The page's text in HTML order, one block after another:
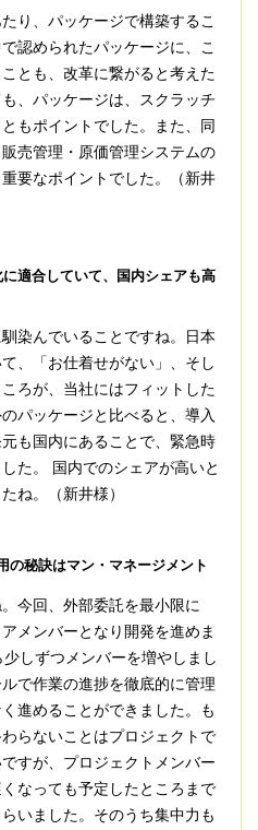
り、パッケージで構築するこ
認められたパッケージに、こ
とも、改革に繋がると考えた
、パッケージは、スクラッチ
もポイントでした。また、同
売管理・原価管理システムの
要なポイントでした。（新井
適合していて、国内シェアも高
染んでいることですね。日本
、「お仕着せがない」、そし
ろが、当社にはフィットした
パッケージと比べると、導入
も国内にあることで、緊急時
た。 国内でのシェアが高いと
ね。（新井様）
の秘訣はマン・マネージメント
今回、外部委託を最小限に
メンバーとなり開発を進めま
しずつメンバーを増やしまし
で作業の進捗を徹底的に管理
進めることができました。も
らないことはプロジェクトで
すが、プロジェクトメンバー
なっても予定したところまで
いました。そのうち集中力も